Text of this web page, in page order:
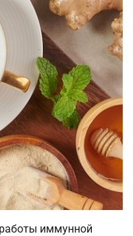
иммунной